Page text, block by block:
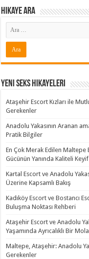
Hikaye ARA
Yeni Seks Hikayeleri
Ataşehir Escort Kızları ile
Gerekenler
Anadolu Yakasının Aranan
Pratik Bilgiler
En Çok Merak Edilen Maltepe
Gücünün Yanında Kaliteli
Kartal Escort ve Anadolu
Üzerine Kapsamlı Bakış
Kadıköy Escort ve Bostancı
Buluşma Noktası Rehberi
Ataşehir Escort ve Anadolu
Yaşamında Ayrıcalıklı Bir
Maltepe, Ataşehir: Anadolu
Gerekenler